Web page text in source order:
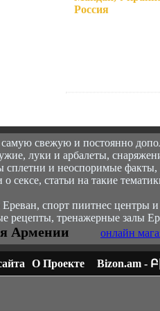
свежую и постоянно
луки и арбалеты,
и неоспоримые факты,
о сексе, статьи на такие
спорт пиитнес центры
рецепты, тренажерные залы
Армении онлайн
О Проекте Bizon.am -